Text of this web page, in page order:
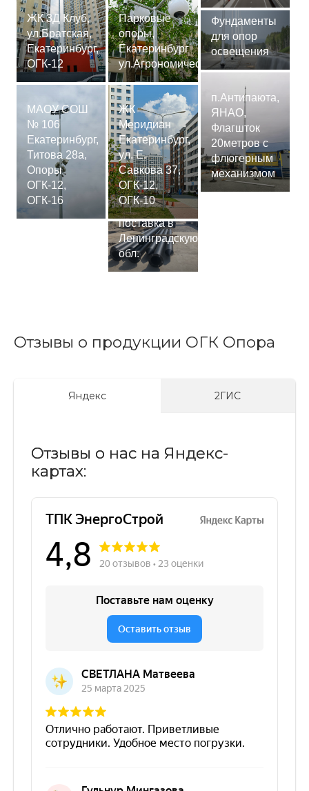
ЖК 3Д Клуб,
ул.Братская,
Екатеринбург,
ОГК-12
МАОУ СОШ
№ 106
Екатеринбург,
Титова 28а,
Опоры
ОГК-12,
ОГК-16
Парковые
опоры,
Екатеринбург
ул.Агрономическая
ЖК
Меридиан
Екатеринбург,
ул. Е.
Савкова 37,
ОГК-12,
ОГК-10
Сваи
СМ-7,75м,
поставка в
Ленинградскую
обл.
Фундаменты
для опор
освещения
п.Антипаюта,
ЯНАО,
Флагшток
20метров с
флюгерным
механизмом
Отзывы о продукции ОГК Опора
Яндекс 2ГИС
Отзывы о нас на Яндекс-
картах: